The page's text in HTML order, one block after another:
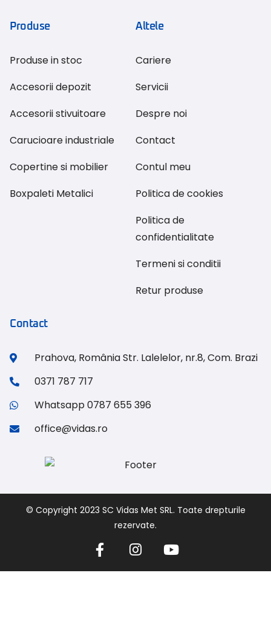
Produse
Produse in stoc
Accesorii depozit
Accesorii stivuitoare
Carucioare industriale
Copertine si mobilier
Boxpaleti Metalici
Altele
Cariere
Servicii
Despre noi
Contact
Contul meu
Politica de cookies
Politica de
confidentialitate
Termeni si conditii
Retur produse
Contact
Prahova, România Str. Lalelelor, nr.8, Com. Brazi
0371 787 717
Whatsapp 0787 655 396
office@vidas.ro
© Copyright 2023 SC Vidas Met SRL. Toate drepturile
rezervate.